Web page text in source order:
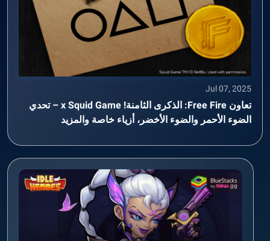
Jul 07, 2025
تعاون Free Fire: الذكرى الثامنة! x Squid Game – تحدي
الضوء الأحمر والضوء الأخضر، أزياء خاصة والمزيد